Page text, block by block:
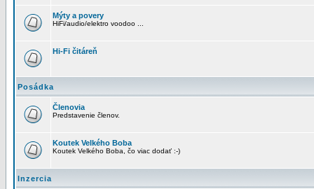
Mýty a povery
HiFi/audio/elektro voodoo ...
Hi-Fi čitáreň
Posádka
Členovia
Predstavenie členov.
Koutek Velkého Boba
Koutek Velkého Boba, čo viac dodať :-)
Inzercia